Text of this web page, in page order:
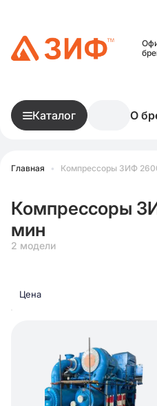
Каталог О
Главная • Компрессоры ЗИФ
Компрессоры
мин
2 модели
Цена